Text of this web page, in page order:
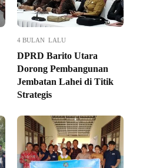
4 BULAN LALU
DPRD Barito Utara
Dorong Pembangunan
Jembatan Lahei di Titik
Strategis